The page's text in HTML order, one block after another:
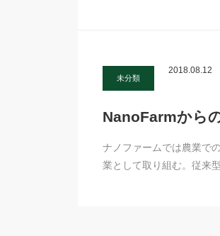
未分類
2018.08.12
NanoFarmから
ナノファームでは農業で
業として取り組む。従来